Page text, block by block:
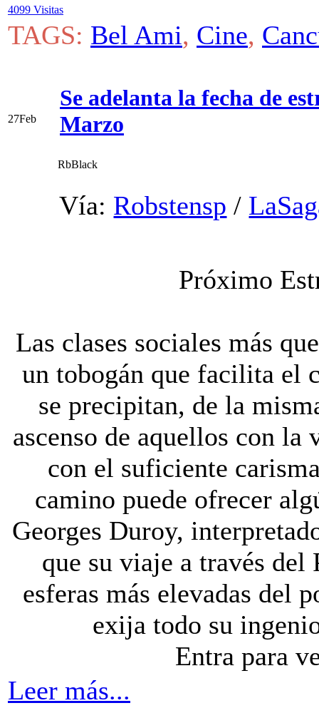
4099 Visitas
TAGS: Bel Ami, Cine,
27Feb
Se adelanta la fecha de
Marzo
RbBlack
Vía: Robstensp /
Próximo
Las clases sociales más
un tobogán que facilita el
se precipitan, de la
ascenso de aquellos con
con el suficiente
camino puede ofrecer
Georges Duroy,
que su viaje a través del
esferas más elevadas del
exija todo su
Entra para
Leer más...